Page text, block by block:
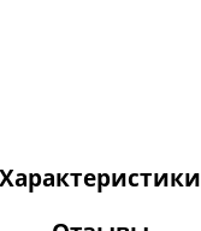
Характеристики